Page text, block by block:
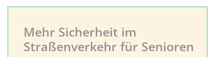
Mehr Sicherheit im
Straßenverkehr für Senioren